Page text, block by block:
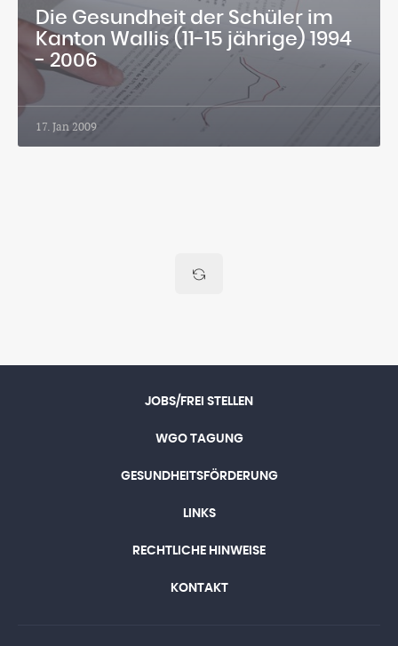
Die Gesundheit der Schüler im
Kanton Wallis (11-15 jährige) 1994
- 2006
17. Jan 2009
JOBS/FREI STELLEN
WGO TAGUNG
GESUNDHEITSFÖRDERUNG
LINKS
RECHTLICHE HINWEISE
KONTAKT